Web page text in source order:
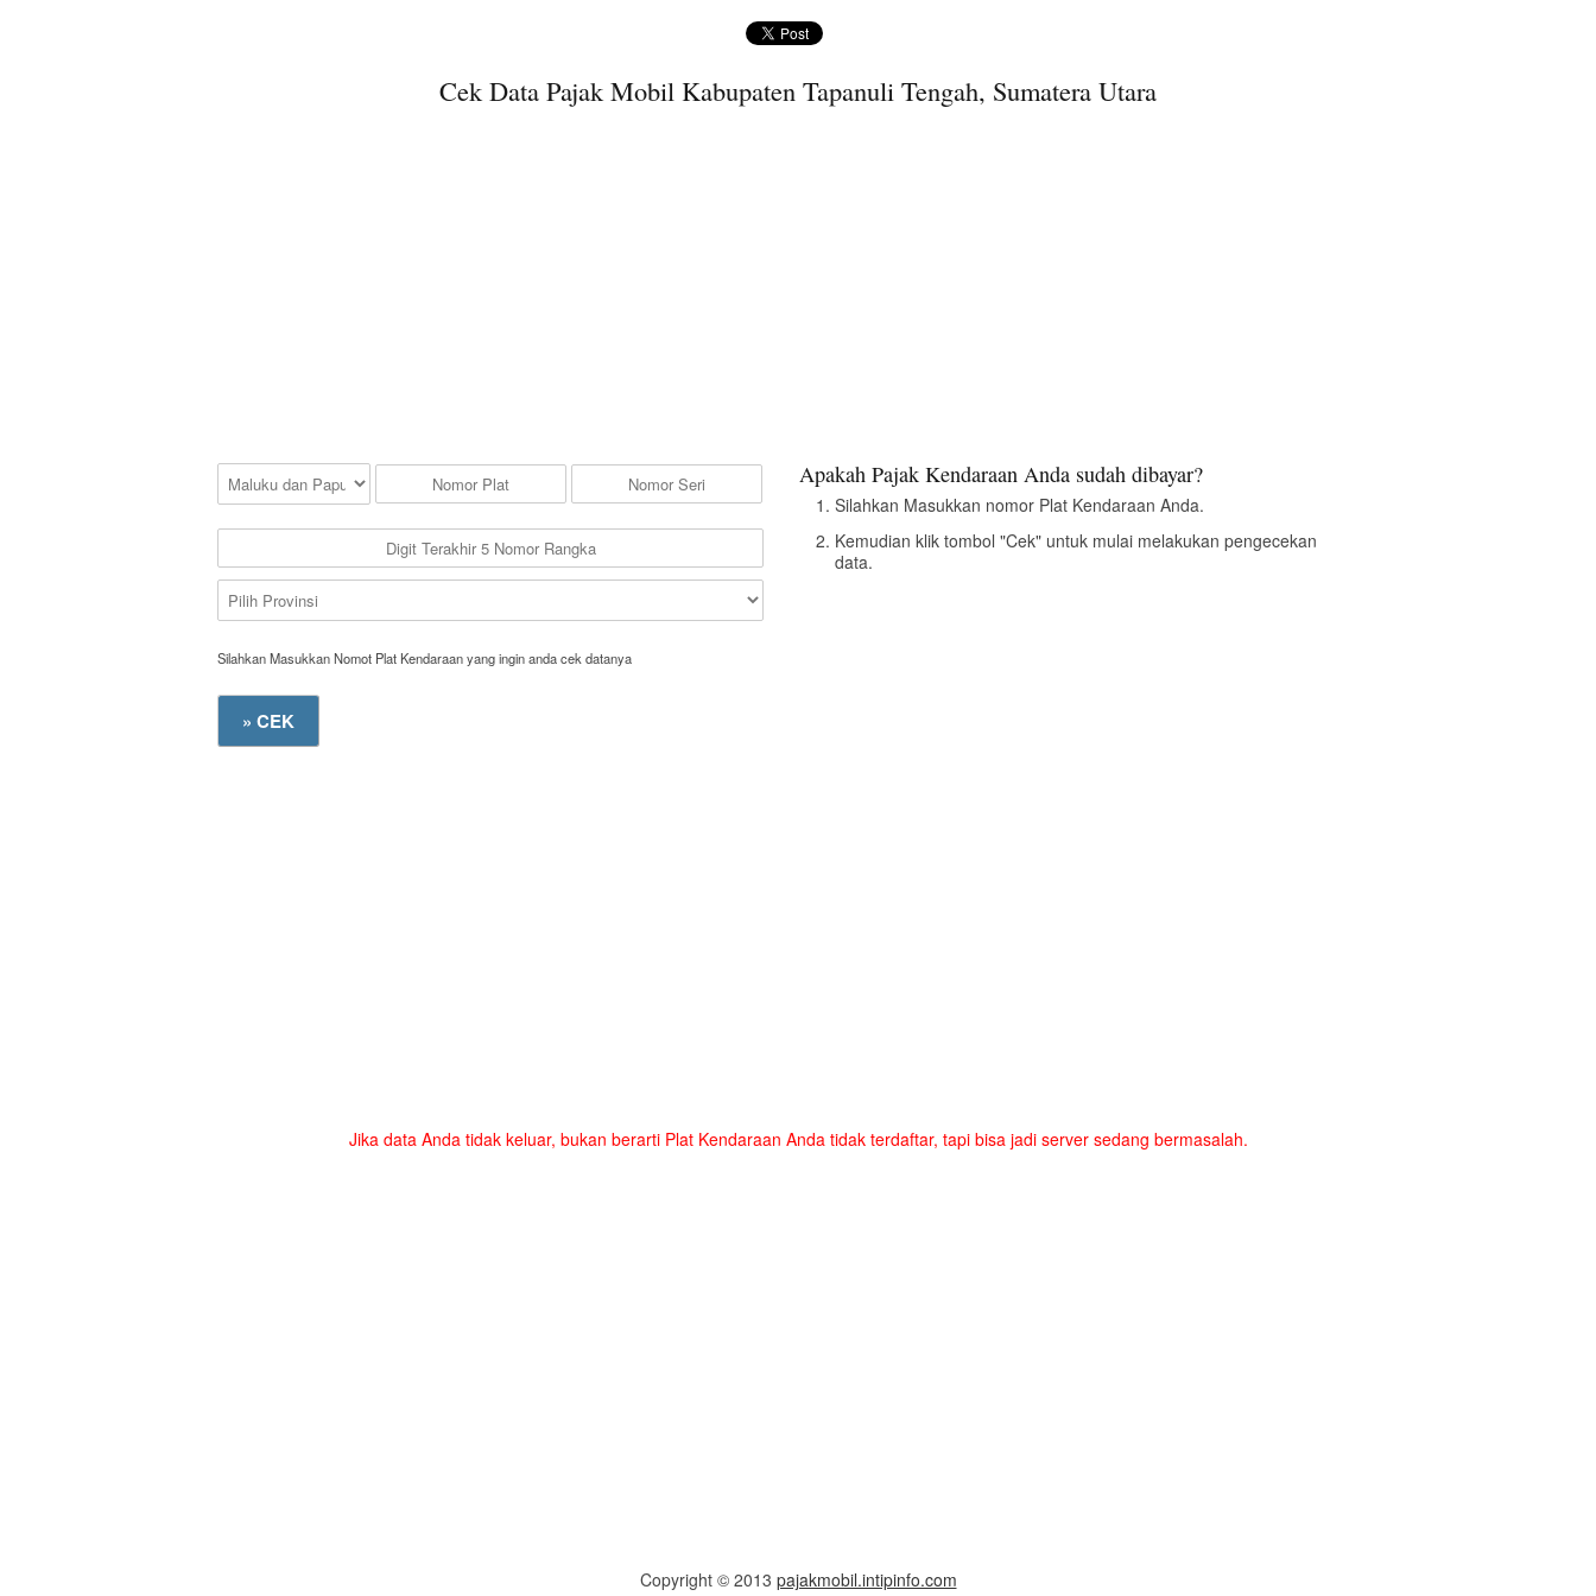
Cek Data Pajak Mobil Kabupaten Tapanuli Tengah, Sumatera Utara
Silahkan Masukkan Nomot Plat Kendaraan yang ingin anda cek datanya
Apakah Pajak Kendaraan Anda sudah dibayar?
Silahkan Masukkan nomor Plat Kendaraan Anda.
Kemudian klik tombol "Cek" untuk mulai melakukan pengecekan
data.
Jika data Anda tidak keluar, bukan berarti Plat Kendaraan Anda tidak terdaftar, tapi bisa jadi server sedang bermasalah.
Copyright © 2013 pajakmobil.intipinfo.com